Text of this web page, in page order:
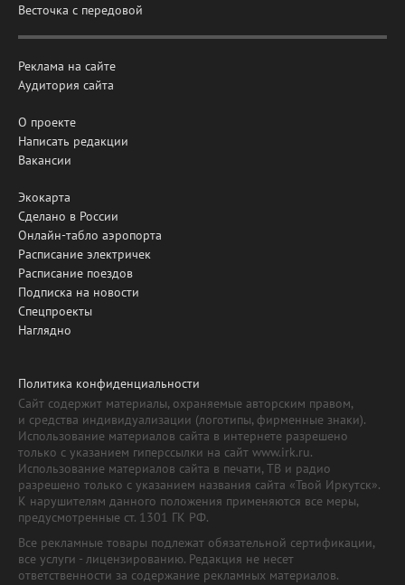
Весточка с передовой
Реклама на сайте
Аудитория сайта
О проекте
Написать редакции
Вакансии
Экокарта
Сделано в России
Онлайн-табло аэропорта
Расписание электричек
Расписание поездов
Подписка на новости
Спецпроекты
Наглядно
Политика конфиденциальности
Сайт содержит материалы, охраняемые авторским правом,
и средства индивидуализации (логотипы, фирменные знаки).
Использование материалов сайта в интернете разрешено
только с указанием гиперссылки на сайт www.irk.ru.
Использование материалов сайта в печати, ТВ и радио
разрешено только с указанием названия сайта «Твой Иркутск».
К нарушителям данного положения применяются все меры,
предусмотренные ст. 1301 ГК РФ.
Все рекламные товары подлежат обязательной сертификации,
все услуги - лицензированию. Редакция не несет
ответственности за содержание рекламных материалов.